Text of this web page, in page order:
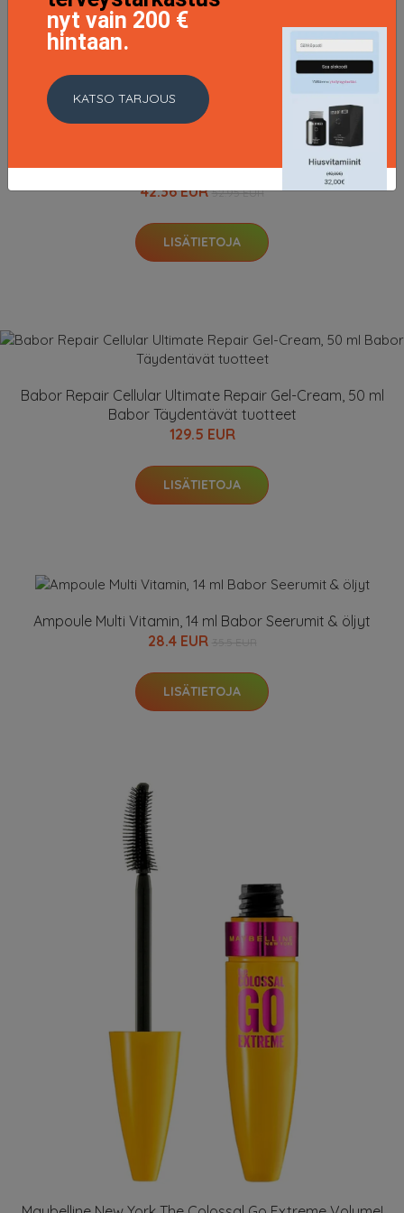
LISÄTIETOJA
Ampoule Collagen Booster, 14 ml Babor Seerumit &
öljyt
42.36 EUR52.95 EUR
LISÄTIETOJA
Babor Repair Cellular Ultimate Repair Gel-Cream, 50 ml
Babor Täydentävät tuotteet
129.5 EUR
LISÄTIETOJA
Ampoule Multi Vitamin, 14 ml Babor Seerumit & öljyt
28.4 EUR
LISÄTIETOJA
nyt vain 200 €
hintaan.
KATSO TARJOUS